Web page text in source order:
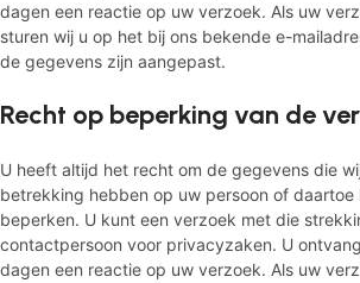
dagen een reactie op uw verzoek. Als uw
sturen wij u op het bij ons bekende e-
de gegevens zijn aangepast.
Recht op beperking van de
U heeft altijd het recht om de gegevens die
betrekking hebben op uw persoon of daartoe
beperken. U kunt een verzoek met die
contactpersoon voor privacyzaken. U
dagen een reactie op uw verzoek. Als uw